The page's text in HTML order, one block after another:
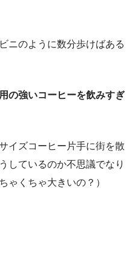
ニのように数分歩けばある
の強いコーヒーを飲みすぎ
イズコーヒー片手に街を散
しているのか不思議でなり
ゃくちゃ大きいの？）